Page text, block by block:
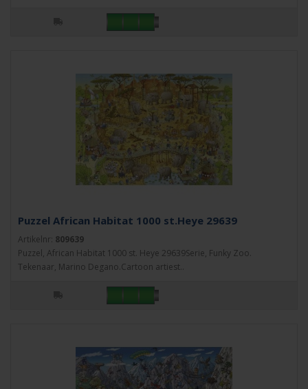
Puzzel African Habitat 1000 st.Heye 29639
Artikelnr: 809639
Puzzel, African Habitat 1000 st. Heye 29639Serie, Funky Zoo.
Tekenaar, Marino Degano.Cartoon artiest..